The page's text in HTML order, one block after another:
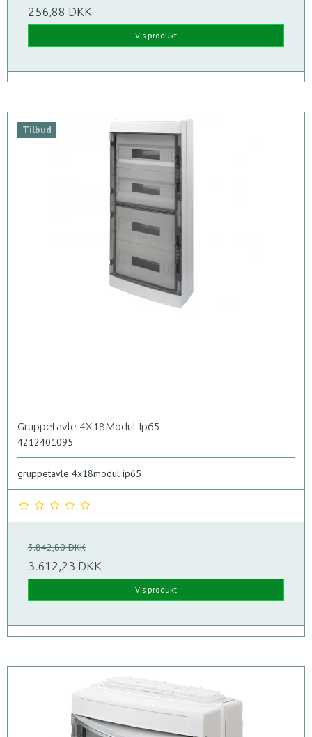
256,88 DKK
Vis produkt
Tilbud
Gruppetavle 4X18Modul Ip65
4212401095
gruppetavle 4x18modul ip65
3.842,80 DKK
3.612,23 DKK
Vis produkt